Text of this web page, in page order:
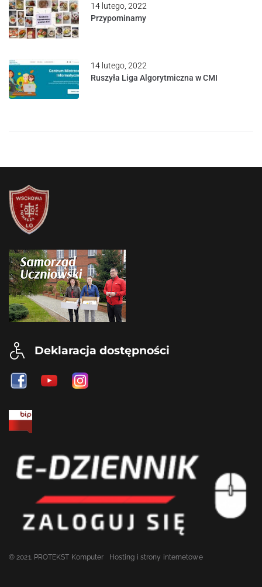
14 lutego, 2022
Przypominamy
14 lutego, 2022
Ruszyła Liga Algorytmiczna w CMI
Deklaracja dostępności
© 2021. PROTEKST Komputer Hosting i strony internetowe